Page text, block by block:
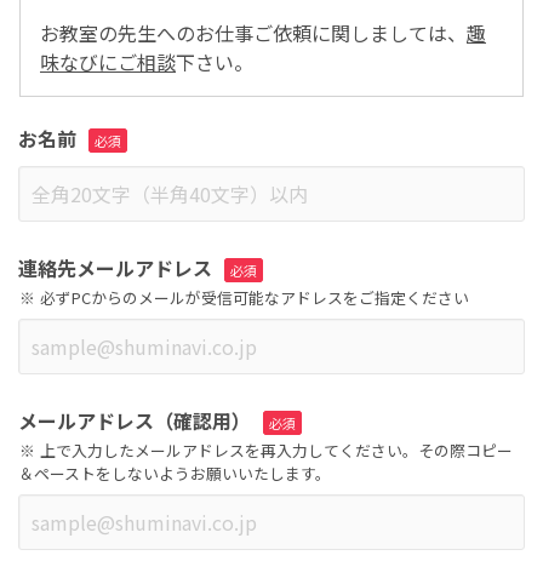
お教室の先生へのお仕事ご依頼に関しましては、 趣
味なびにご相談下さい。
お名前
連絡先メールアドレス
必ずPCからのメールが受信可能なアドレスをご指定ください
メールアドレス（確認用）
上で入力したメールアドレスを再入力してください。その際コピー
＆ペーストをしないようお願いいたします。